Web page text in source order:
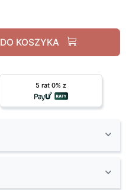
DO KOSZYKA
5 rat 0% z